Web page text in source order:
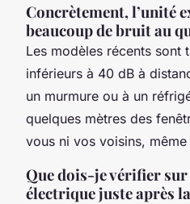
Concrètement, l’unité
beaucoup de bruit au
Les modèles récents sont
inférieurs à 40 dB à
un murmure ou à un
quelques mètres des
vous ni vos voisins, même
Que dois-je vérifier
électrique juste après